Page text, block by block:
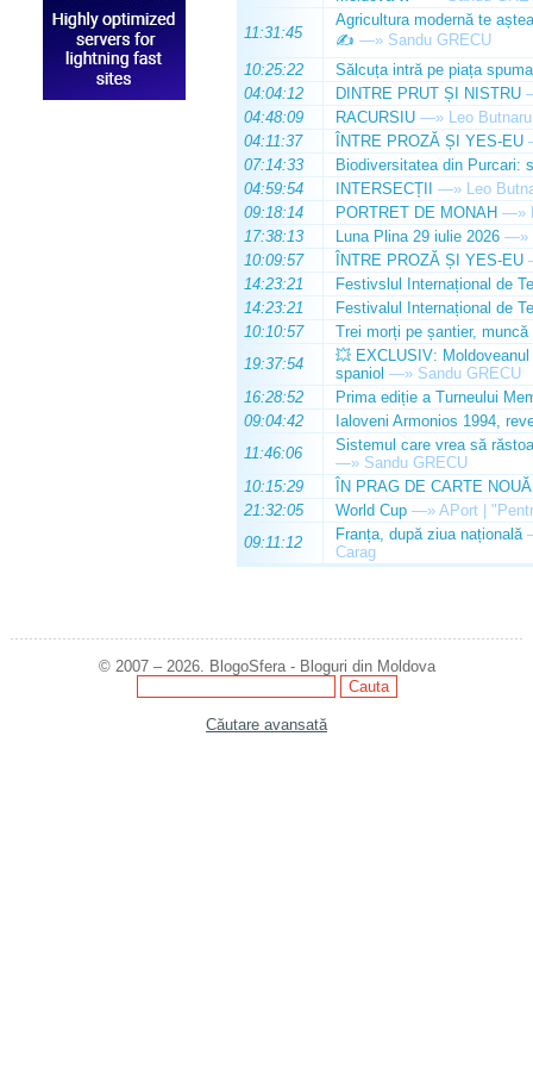
11:31:45
Agricultura modernă te
✍️ —» Sandu GRECU
10:25:22
Sălcuța intră pe piața
04:04:12
DINTRE PRUT ȘI NISTRU
04:48:09
RACURSIU —» Leo Butnaru
04:11:37
ÎNTRE PROZĂ ȘI YES-EU
07:14:33
Biodiversitatea din Purcari:
04:59:54
INTERSECȚII —» Leo
09:18:14
PORTRET DE MONAH —»
17:38:13
Luna Plina 29 iulie 2026 —»
10:09:57
ÎNTRE PROZĂ ȘI YES-EU
14:23:21
Festivslul Internațional de
14:23:21
Festivalul Internațional de
10:10:57
Trei morți pe șantier, muncă
19:37:54
💥 EXCLUSIV:
spaniol —» Sandu GRECU
16:28:52
Prima ediție a Turneului
09:04:42
Ialoveni Armonios 1994,
11:46:06
Sistemul care vrea să
—» Sandu GRECU
10:15:29
ÎN PRAG DE CARTE NOUĂ
21:32:05
World Cup —» APort |
09:11:12
Franța, după ziua națională
Carag
© 2007 – 2026. BlogoSfera - Bloguri din Moldova
Căutare avansată